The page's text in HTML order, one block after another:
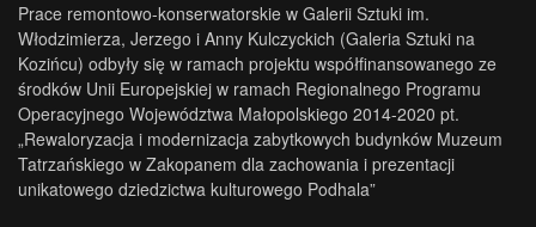
Prace remontowo-konserwatorskie w Galerii Sztuki im.
Włodzimierza, Jerzego i Anny Kulczyckich (Galeria Sztuki na
Kozińcu) odbyły się w ramach projektu współfinansowanego ze
środków Unii Europejskiej w ramach Regionalnego Programu
Operacyjnego Województwa Małopolskiego 2014-2020 pt.
„Rewaloryzacja i modernizacja zabytkowych budynków Muzeum
Tatrzańskiego w Zakopanem dla zachowania i prezentacji
unikatowego dziedzictwa kulturowego Podhala”